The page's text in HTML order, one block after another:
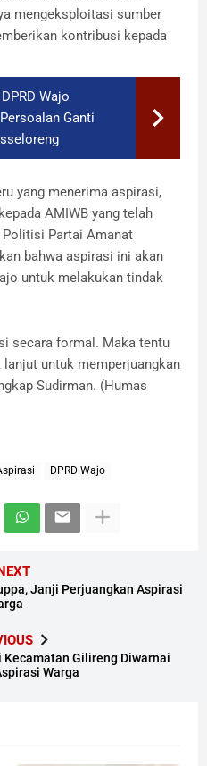
mengeksploitasi sumber
kontribusi kepada
Wajo
Ganti
yang menerima aspirasi,
AMIWB yang telah
Partai Amanat
bahwa aspirasi ini akan
untuk melakukan tindak
secara formal. Maka tentu
untuk memperjuangkan
Sudirman. (Humas
DPRD Wajo
Janji Perjuangkan Aspirasi
Kecamatan Gilireng Diwarnai
Warga